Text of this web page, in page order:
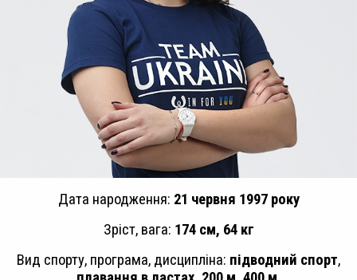
Дата народження: 21 червня 1997 року
Зріст, вага: 174 см, 64 кг
Вид спорту, програма, дисципліна: підводний спорт,